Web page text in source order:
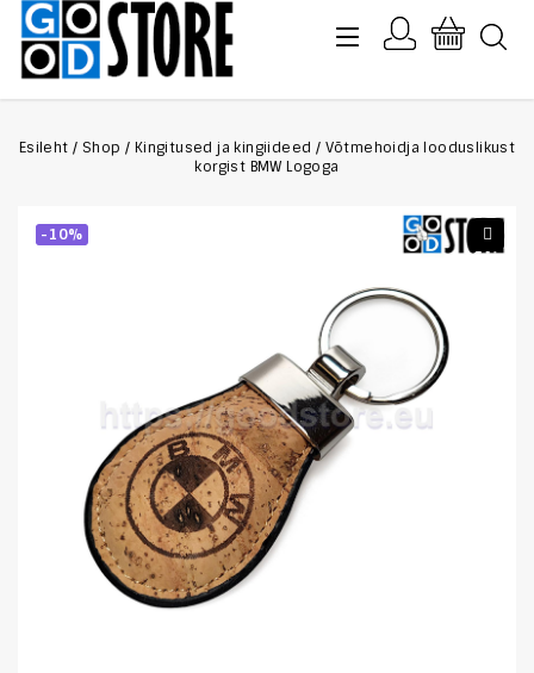
Esileht / Shop / Kingitused ja kingiideed / Võtmehoidja looduslikust
korgist BMW Logoga
-10%